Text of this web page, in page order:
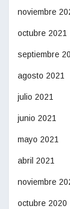
noviembre
octubre 2021
septiembre
agosto 2021
julio 2021
junio 2021
mayo 2021
abril 2021
noviembre
octubre 2020